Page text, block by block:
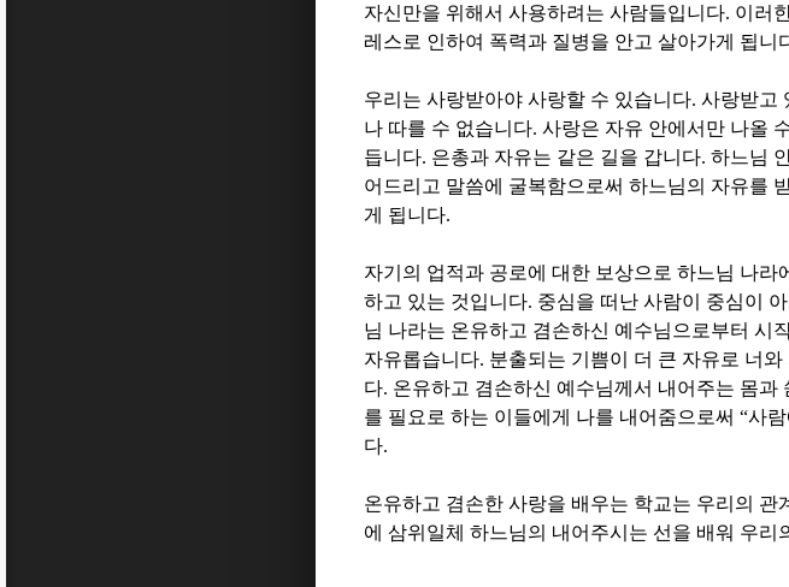
자신만을 위해서 사용하려는 사람들입니다. 이러
레스로 인하여 폭력과 질병을 안고 살아가게 됩니
우리는 사랑받아야 사랑할 수 있습니다. 사랑받고
나 따를 수 없습니다. 사랑은 자유 안에서만 나올
듭니다. 은총과 자유는 같은 길을 갑니다. 하느님
어드리고 말씀에 굴복함으로써 하느님의 자유를
게 됩니다.
자기의 업적과 공로에 대한 보상으로 하느님 나라
하고 있는 것입니다. 중심을 떠난 사람이 중심이
님 나라는 온유하고 겸손하신 예수님으로부터 시
자유롭습니다. 분출되는 기쁨이 더 큰 자유로 너
다. 온유하고 겸손하신 예수님께서 내어주는 몸
를 필요로 하는 이들에게 나를 내어줌으로써 “사
다.
온유하고 겸손한 사랑을 배우는 학교는 우리의 관
에 삼위일체 하느님의 내어주시는 선을 배워 우